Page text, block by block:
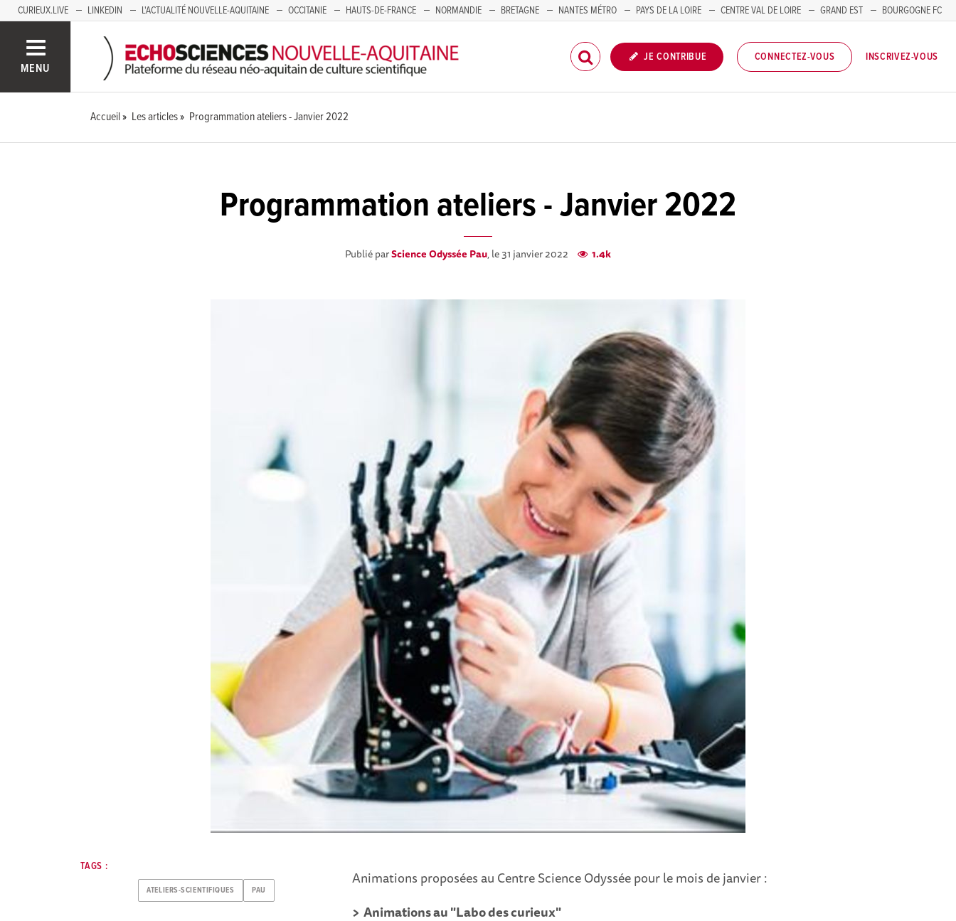
CURIEUX.LIVE LINKEDIN L'ACTUALITÉ NOUVELLE-AQUITAINE OCCITANIE HAUTS-DE-FRANCE NORMANDIE BRETAGNE NANTES MÉTRO PAYS DE LA LOIRE CENTRE VAL DE LOIRE GRAND EST
BOURGOGNE FC
MENU
JE CONTRIBUE CONNECTEZ-VOUS INSCRIVEZ-VOUS
Accueil Les articles Programmation ateliers - Janvier 2022
Programmation ateliers - Janvier 2022
Publié parScience Odyssée Pau, le 31 janvier 2022 1.4k
Animations proposées au Centre Science Odyssée pour le mois de janvier :
> Animations au "Labo des curieux"
TAGS :
ATELIERS-SCIENTIFIQUES PAU